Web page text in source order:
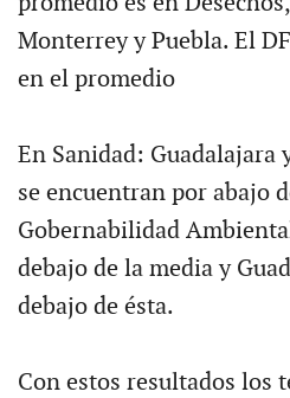
Monterrey y Puebla. El
en el promedio
En Sanidad: Guadalajara
se encuentran por abajo
Gobernabilidad
debajo de la media y
debajo de ésta.
Con estos resultados los